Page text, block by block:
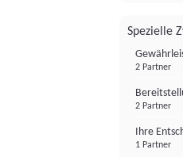
Spezielle
2 Partner
2 Partner
Ihre
1 Partner